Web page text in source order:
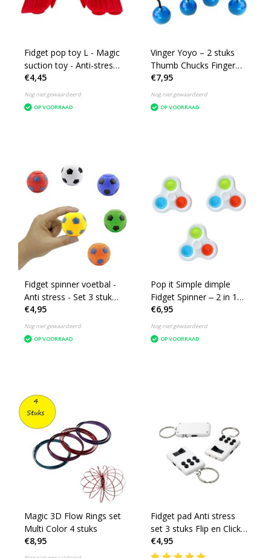
Fidget pop toy L - Magic
suction toy - Anti-stress
- Kleur assorti geleverd
€4,45
Nog niet gewaardeerd
OP VOORRAAD
Vinger Yoyo – 2 stuks
Thumb Chucks Finger
jojo – Inclusief Lichtjes
– Vingeroefeningen
Zenuwtikken Controle –
€7,95
Nog niet gewaardeerd
OP VOORRAAD
Fidget spinner voetbal -
Anti stress - Set 3 stuks
- Meerdere kleuren
€4,95
Nog niet gewaardeerd
OP VOORRAAD
Pop it Simple dimple
Fidget Spinner ‒ 2 in 1
set 3 stuks ‒ Rage 2021
Wit
€6,95
Nog niet gewaardeerd
OP VOORRAAD
Magic 3D Flow Rings set
Multi Color 4 stuks
€8,95
Fidget pad Anti stress
set 3 stuks Flip en Click
Keylight Wit-Zwart
€4,95